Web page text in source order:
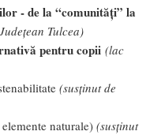
- de la “comunități” la
Tulcea)
pentru copii (lac
(susținut de
naturale) (susținut